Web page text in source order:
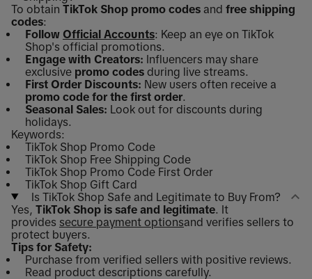
To obtain TikTok Shop promo codes and free shipping
codes:
Follow Official Accounts: Keep an eye on TikTok
Shop's official promotions.
Engage with Creators: Influencers may share
exclusive promo codes during live streams.
First Order Discounts: New users often receive a
promo code for the first order.
Seasonal Sales: Look out for discounts during
holidays.
Keywords:
TikTok Shop Promo Code
TikTok Shop Free Shipping Code
TikTok Shop Promo Code First Order
TikTok Shop Gift Card
Is TikTok Shop Safe and Legitimate to Buy From?
Yes, TikTok Shop is safe and legitimate. It
provides secure payment optionsand verifies sellers to
protect buyers.
Tips for Safety:
Purchase from verified sellers with positive reviews.
Read product descriptions carefully.